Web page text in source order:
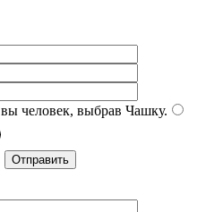
человек, выбрав Чашку.